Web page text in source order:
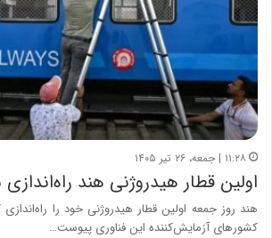
۱۱:۲۸ | جمعه، ۲۶ تیر ۱۴۰۵
اولین قطار هیدروژنی هند
هند روز جمعه اولین قطار هیدروژنی خود را
کشورهای آزمایش‌کننده این فناوری پیوست…